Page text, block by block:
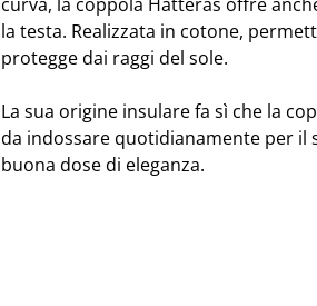
la testa. Realizzata in cotone,
protegge dai raggi del sole.
La sua origine insulare fa sì che la
da indossare quotidianamente per il
buona dose di eleganza.